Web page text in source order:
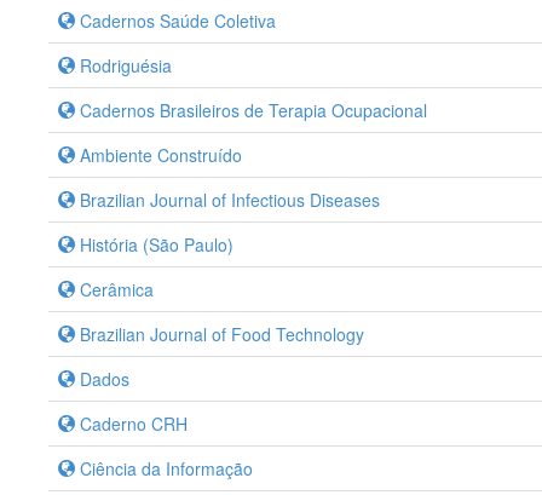
Cadernos Saúde Coletiva
Rodriguésia
Cadernos Brasileiros de Terapia Ocupacional
Ambiente Construído
Brazilian Journal of Infectious Diseases
História (São Paulo)
Cerâmica
Brazilian Journal of Food Technology
Dados
Caderno CRH
Ciência da Informação